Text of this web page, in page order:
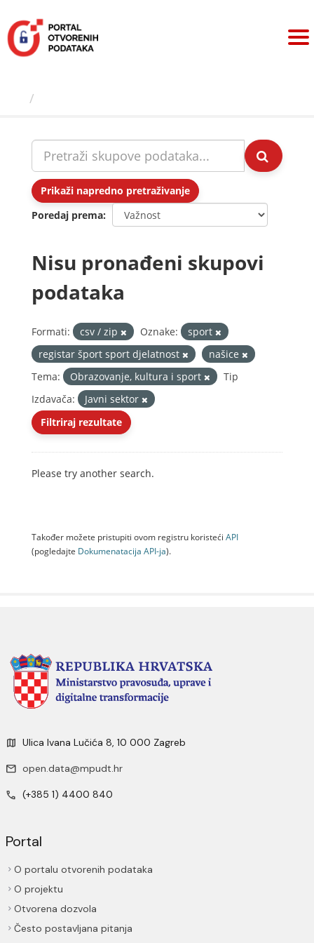
sadržaj
Prikaži napredno pretraživanje
Poredaj prema
Nisu pronađeni skupovi
podataka
Formati: csv / zip Oznake:
sport
registar šport sport djelatnost
našice
Tema:
Obrazovanje, kultura i sport
Tip
Izdavača:
Javni sektor
Filtriraj rezultate
Please try another search.
Također možete pristupiti ovom registru koristeći API
(pogledajte Dokumenаtаcijа API-jа).